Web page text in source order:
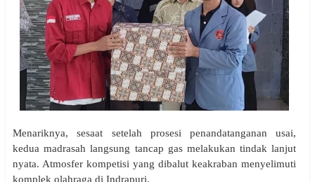
Menariknya, sesaat setelah prosesi penandatanganan usai,
kedua madrasah langsung tancap gas melakukan tindak lanjut
nyata. Atmosfer kompetisi yang dibalut keakraban menyelimuti
komplek olahraga di Indrapuri.